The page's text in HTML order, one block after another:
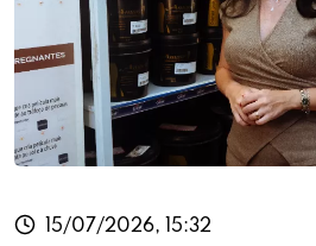
15/07/2026, 15:32